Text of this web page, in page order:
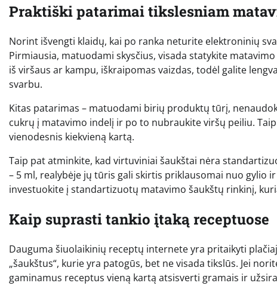
Praktiški patarimai tikslesniam
Norint išvengti klaidų, kai po ranka neturite elektroninių
Pirmiausia, matuodami skysčius, visada statykite
iš viršaus ar kampu, iškraipomas vaizdas, todėl galite
svarbu.
Kitas patarimas – matuodami birių produktų tūrį,
cukrų į matavimo indelį ir po to nubraukite viršų peiliu.
vienodesnis kiekvieną kartą.
Taip pat atminkite, kad virtuviniai šaukštai nėra
– 5 ml, realybėje jų tūris gali skirtis priklausomai nuo gylio
investuokite į standartizuotų matavimo šaukštų rinkinį,
Kaip suprasti tankio įtaką receptuose
Dauguma šiuolaikinių receptų internete yra pritaikyti
„šaukštus“, kurie yra patogūs, bet ne visada tikslūs. Jei
gaminamus receptus vieną kartą atsisverti gramais ir